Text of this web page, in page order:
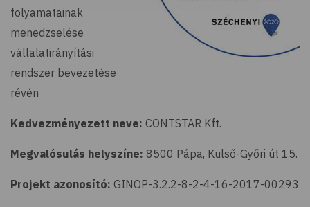
folyamatainak
menedzselése
vállalatirányítási
rendszer bevezetése
révén
Kedvezményezett neve: CONTSTAR Kft.
Megvalósulás helyszíne: 8500 Pápa, Külső-Győri út 15.
Projekt azonosító: GINOP-3.2.2-8-2-4-16-2017-00293